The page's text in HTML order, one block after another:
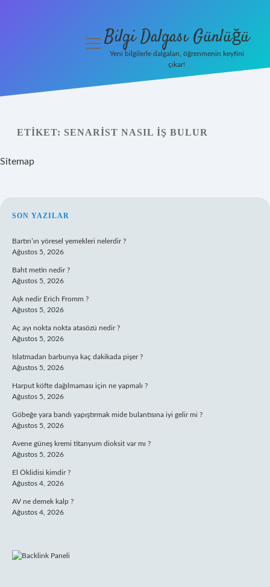
menüyüBilgi Dalgası Günlüğü
Yeni bilgilerle dalgalan, öğrenmenin keyfini
çıkar!
ETIKET: SENARIST NASIL IŞ BULUR
Sitemap
SIDEBAR
SON YAZILAR
Bartın’ın yöresel yemekleri nelerdir ?
Ağustos 5, 2026
Baht metin nedir ?
Ağustos 5, 2026
Aşk nedir Erich Fromm ?
Ağustos 5, 2026
Aç ayı nokta nokta atasözü nedir ?
Ağustos 5, 2026
Islatmadan barbunya kaç dakikada pişer ?
Ağustos 5, 2026
Harput köfte dağılmaması için ne yapmalı ?
Ağustos 5, 2026
Göbeğe yara bandı yapıştırmak mide bulantısına iyi gelir mi ?
Ağustos 5, 2026
Avene güneş kremi titanyum dioksit var mı ?
Ağustos 5, 2026
El Öklidisi kimdir ?
Ağustos 4, 2026
AV ne demek kalp ?
Ağustos 4, 2026